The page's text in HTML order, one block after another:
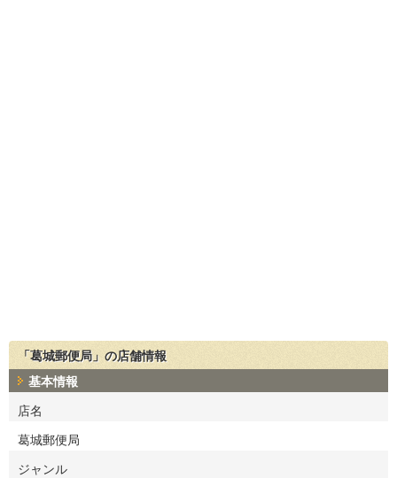
「葛城郵便局」の店舗情報
基本情報
店名
葛城郵便局
ジャンル